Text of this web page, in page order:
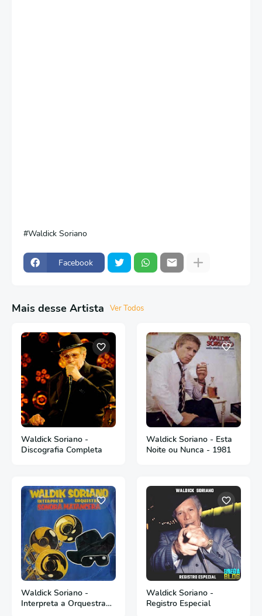
Waldick Soriano
Facebook
Mais desse Artista Ver Todos
Waldick Soriano -
Discografia Completa
Waldick Soriano - Esta
Noite ou Nunca - 1981
Waldick Soriano -
Interpreta a Orquestra
Waldick Soriano -
Registro Especial